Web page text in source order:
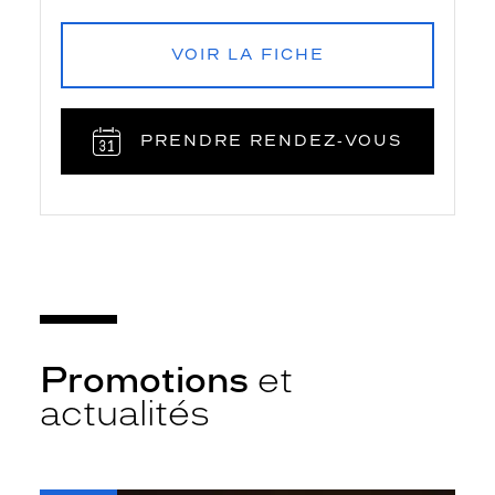
VOIR LA FICHE
PRENDRE RENDEZ‑VOUS
Promotions et
actualités